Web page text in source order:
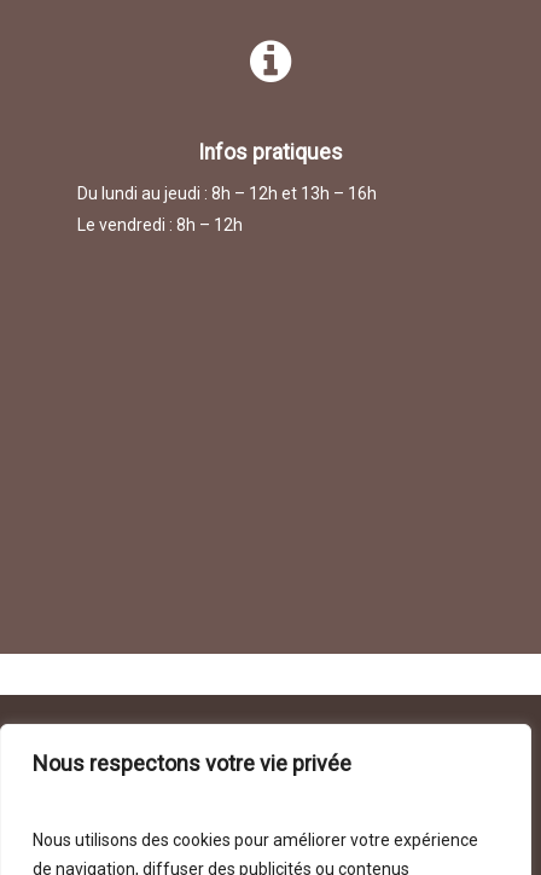
Nous respectons votre vie privée
Nous utilisons des cookies pour améliorer votre expérience
de navigation, diffuser des publicités ou contenus
Infos pratiques
Du lundi au jeudi : 8h – 12h et 13h – 16h
Le vendredi : 8h – 12h